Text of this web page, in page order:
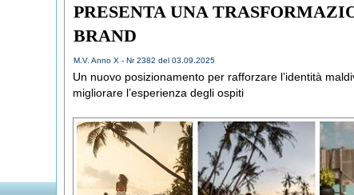
PRESENTA UNA
BRAND
M.V. Anno X - Nr 2382 del 03.09.2025
Un nuovo posizionamento per rafforzare l’identità
migliorare l’esperienza degli ospiti